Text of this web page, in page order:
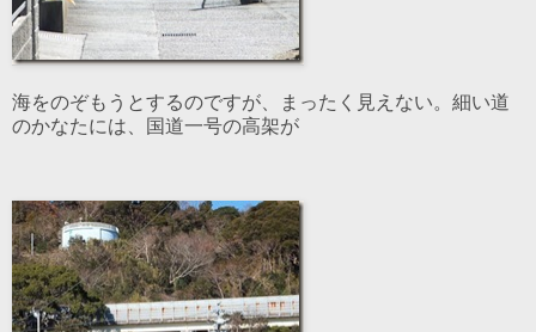
海をのぞもうとするのですが、まったく見えない。細い道
のかなたには、国道一号の高架が